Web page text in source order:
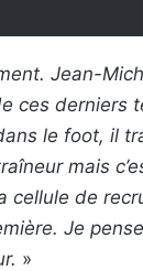
Jean-
ces derniers
le foot, il
mais
cellule de
Je
»